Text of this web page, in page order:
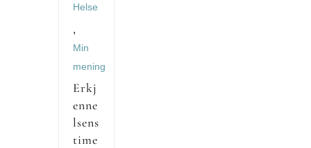
Helse
,
Min
mening
Erkj
enne
lsens
time